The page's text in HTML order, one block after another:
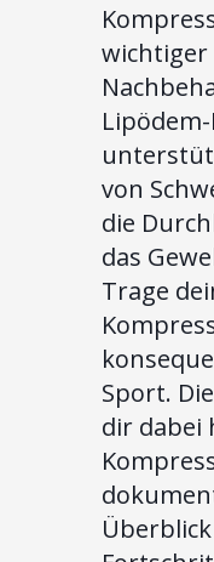
wichtiger
von
die
das
Trage
Sport.
dir dabei